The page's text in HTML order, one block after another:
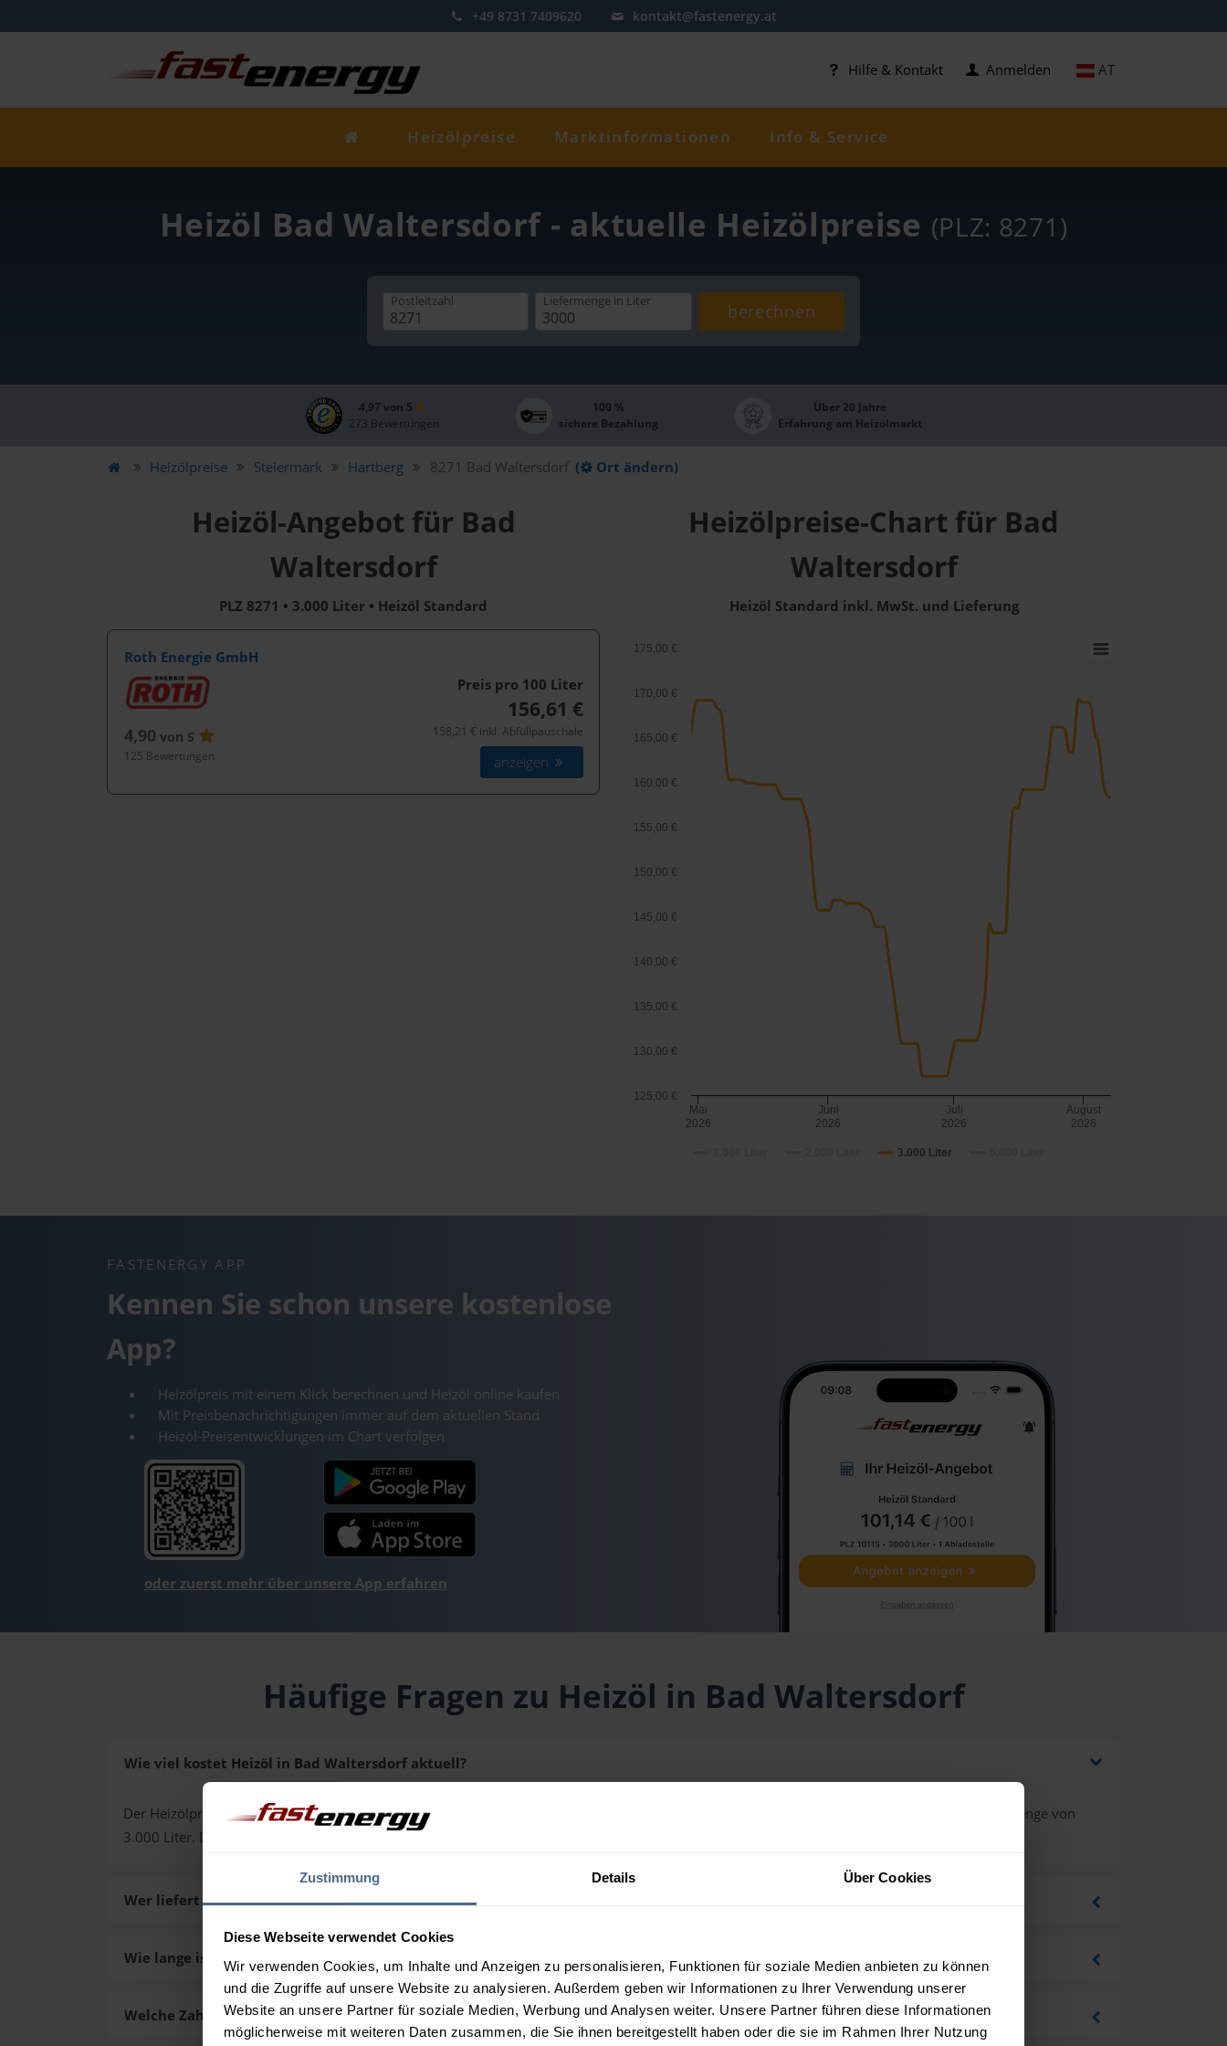
Zustimmung Details Über Cookies
Diese Webseite verwendet Cookies
Wir verwenden Cookies, um Inhalte und Anzeigen zu personalisieren, Funktionen für soziale Medien anbieten zu können
und die Zugriffe auf unsere Website zu analysieren. Außerdem geben wir Informationen zu Ihrer Verwendung unserer
Website an unsere Partner für soziale Medien, Werbung und Analysen weiter. Unsere Partner führen diese Informationen
möglicherweise mit weiteren Daten zusammen, die Sie ihnen bereitgestellt haben oder die sie im Rahmen Ihrer Nutzung
+49 8731 7409620 kontakt@fastenergy.at
AT
Hilfe & Kontakt Anmelden
Heizölpreise Marktinformationen Info & Service
Heizöl Bad Waltersdorf - aktuelle Heizölpreise (PLZ: 8271)
Postleitzahl Liefermenge in Liter berechnen
4,97 von 5
273 Bewertungen
100 %
sichere Bezahlung
Über 20 Jahre
Erfahrung am Heizölmarkt
Heizölpreise Steiermark Hartberg 8271 Bad Waltersdorf ( Ort ändern)
Heizöl-Angebot für Bad
Waltersdorf
PLZ 8271 • 3.000 Liter • Heizöl Standard
Roth Energie GmbH
4,90 von 5
125 Bewertungen
Preis pro 100 Liter
156,61 €
158,21 € inkl. Abfüllpauschale
anzeigen
Heizölpreise-Chart für Bad
Waltersdorf
Heizöl Standard inkl. MwSt. und Lieferung
3.000 Liter
Mai
2026
Juni
2026
Juli
2026
August
2026
125,00 €
130,00 €
135,00 €
140,00 €
145,00 €
150,00 €
155,00 €
160,00 €
165,00 €
170,00 €
175,00 €
FASTENERGY APP
Kennen Sie schon unsere kostenlose
App?
Heizölpreis mit einem Klick berechnen und Heizöl online kaufen
Mit Preisbenachrichtigungen immer auf dem aktuellen Stand
Heizöl-Preisentwicklungen im Chart verfolgen
oder zuerst mehr über unsere App erfahren
Häufige Fragen zu Heizöl in Bad Waltersdorf
Wie viel kostet Heizöl in Bad Waltersdorf aktuell?
Der Heizölpreis in Bad Waltersdorf (PLZ 8271) liegt aktuell bei
inklusive Lieferung und Mehrwertsteuer bei einer Bestellmenge von
3.000 Liter. Den exakten Preis für Ihre Wunschmenge erhalten Sie über unseren
Wer liefert das Heizöl in Bad Waltersdorf aus?
Wie lange ist die Lieferzeit des Heizöls in Bad Waltersdorf?
Welche Zahlungsarten gibt es?